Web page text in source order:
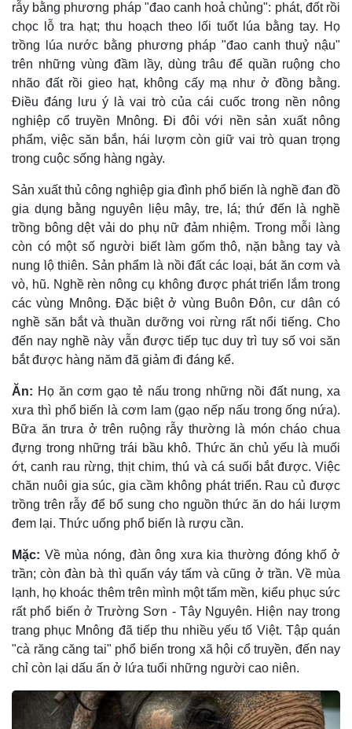
rẫy bằng phương pháp "đao canh hoả chủng": phát, đốt rồi
chọc lỗ tra hạt; thu hoạch theo lối tuốt lúa bằng tay. Họ
trồng lúa nước bằng phương pháp "đao canh thuỷ nậu"
trên những vùng đầm lầy, dùng trâu để quần ruộng cho
nhão đất rồi gieo hạt, không cấy mạ như ở đồng bằng.
Ðiều đáng lưu ý là vai trò của cái cuốc trong nền nông
nghiệp cổ truyền Mnông. Ði đôi với nền sản xuất nông
phẩm, việc săn bắn, hái lượm còn giữ vai trò quan trọng
trong cuộc sống hàng ngày.
Sản xuất thủ công nghiệp gia đình phổ biến là nghề đan đồ
gia dụng bằng nguyên liệu mây, tre, lá; thứ đến là nghề
trồng bông dệt vải do phụ nữ đảm nhiệm. Trong mỗi làng
còn có một số người biết làm gốm thô, nặn bằng tay và
nung lộ thiên. Sản phẩm là nồi đất các loại, bát ăn cơm và
vò, hũ. Nghề rèn nông cụ không được phát triển lắm trong
các vùng Mnông. Ðặc biệt ở vùng Buôn Ðôn, cư dân có
nghề săn bắt và thuần dưỡng voi rừng rất nổi tiếng. Cho
đến nay nghề này vẫn được tiếp tục duy trì tuy số voi săn
bắt được hàng năm đã giảm đi đáng kể.
Ăn: Họ ăn cơm gạo tẻ nấu trong những nồi đất nung, xa
xưa thì phổ biến là cơm lam (gạo nếp nấu trong ống nứa).
Bữa ăn trưa ở trên ruộng rẫy thường là món cháo chua
đựng trong những trái bầu khô. Thức ăn chủ yếu là muối
ớt, canh rau rừng, thịt chim, thú và cá suối bắt được. Việc
chăn nuôi gia súc, gia cầm không phát triển. Rau củ được
trồng trên rẫy để bổ sung cho nguồn thức ăn do hái lượm
đem lại. Thức uống phổ biến là rượu cần.
Mặc: Về mùa nóng, đàn ông xưa kia thường đóng khố ở
trần; còn đàn bà thì quấn váy tấm và cũng ở trần. Về mùa
lạnh, họ khoác thêm trên mình một tấm mền, kiểu phục sức
rất phổ biến ở Trường Sơn - Tây Nguyên. Hiện nay trong
trang phục Mnông đã tiếp thu nhiều yếu tố Việt. Tập quán
"cà răng căng tai" phổ biến trong xã hội cổ truyền, đến nay
chỉ còn lại dấu ấn ở lứa tuổi những người cao niên.